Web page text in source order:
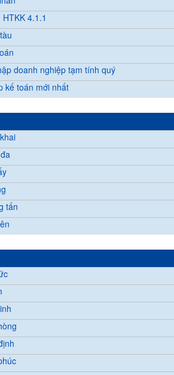
4.1.1
doanh nghiệp tạm tính quý
kế toán mới nhất
tấn